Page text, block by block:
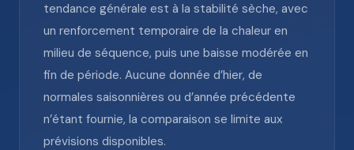
tendance générale est à la stabilité sèche, avec
un renforcement temporaire de la chaleur en
milieu de séquence, puis une baisse modérée en
fin de période. Aucune donnée d’hier, de
normales saisonnières ou d’année précédente
n’étant fournie, la comparaison se limite aux
prévisions disponibles.